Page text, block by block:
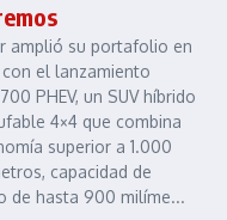
amplió su portafolio en
con el lanzamiento
PHEV, un SUV híbrido
4×4 que combina
superior a 1.000
capacidad de
de hasta 900 milíme...